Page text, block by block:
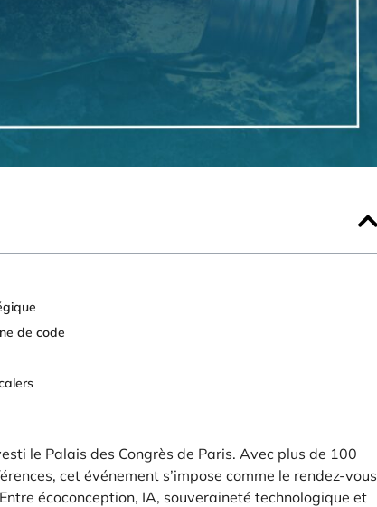
de code
le Palais des Congrès de Paris. Avec plus de 100
cet événement s’impose comme le rendez-vous
écoconception, IA, souveraineté technologique et